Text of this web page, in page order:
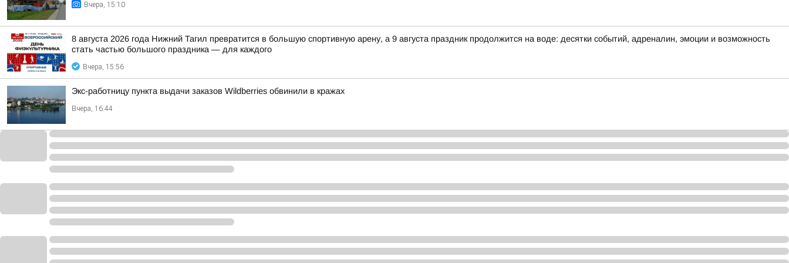
Вчера, 15:10
8 августа 2026 года Нижний Тагил превратится в большую спортивную арену, а 9 августа праздник продолжится на воде: десятки событий, адреналин, эмоции и возможность
стать частью большого праздника — для каждого
Вчера, 15:56
Экс-работницу пункта выдачи заказов Wildberries обвинили в кражах
Вчера, 16:44